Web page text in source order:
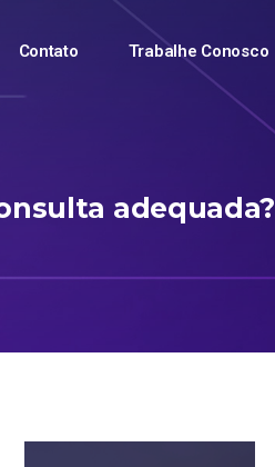
Contato Trabalhe Conosco
adequada?